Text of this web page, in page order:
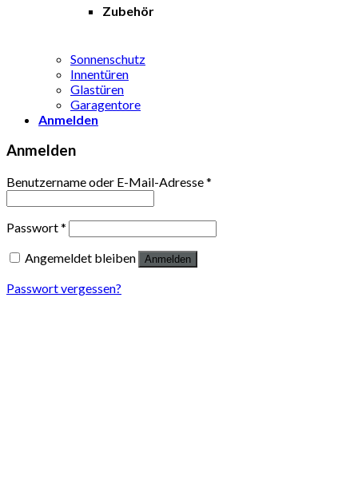
Zubehör
Sonnenschutz
Innentüren
Glastüren
Garagentore
Anmelden
Anmelden
Benutzername oder E-Mail-Adresse*
Passwort*
Angemeldet bleiben
Anmelden
Passwort vergessen?